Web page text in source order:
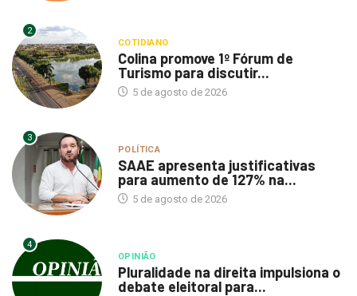
2
COTIDIANO
Colina promove 1º Fórum de
Turismo para discutir...
5 de agosto de 2026
3
POLÍTICA
SAAE apresenta justificativas
para aumento de 127% na...
5 de agosto de 2026
4
OPINIÃO
Pluralidade na direita impulsiona o
debate eleitoral para...